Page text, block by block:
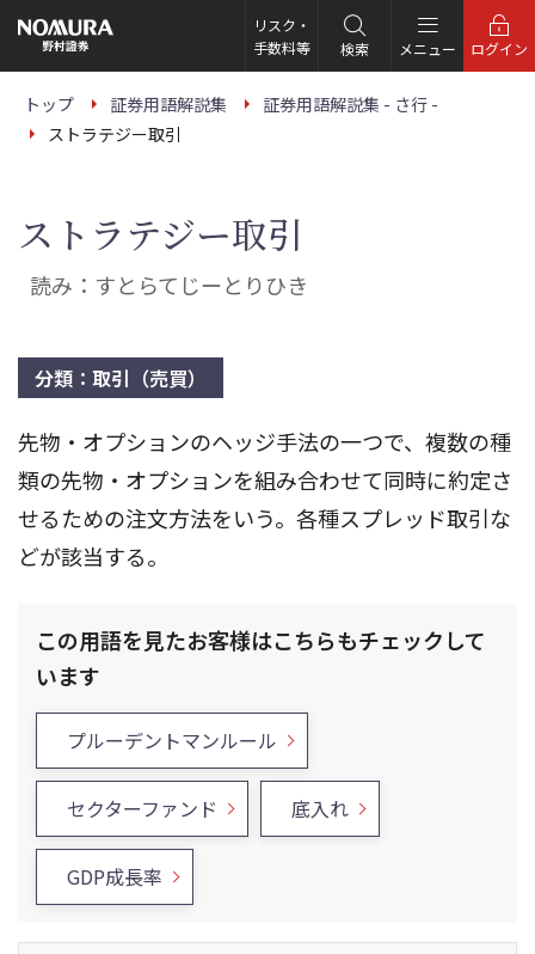
の
ー
リスク・
手数料等
検索 メニュー ログイン
トップ 証券用語解説集
証券用語解説集 - さ行 -
ストラテジー取引
ストラテジー取引
読み：すとらてじーとりひき
分類：取引（売買）
先物・オプションのヘッジ手法の一つで、複数の種
類の先物・オプションを組み合わせて同時に約定さ
せるための注文方法をいう。各種スプレッド取引な
どが該当する。
この用語を見たお客様はこちらもチェックして
います
プルーデントマンルール
セクターファンド 底入れ
GDP成長率